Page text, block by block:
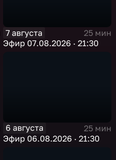
7 августа
25 мин
Эфир 07.08.2026 · 21:30
6 августа
25 мин
Эфир 06.08.2026 · 21:30